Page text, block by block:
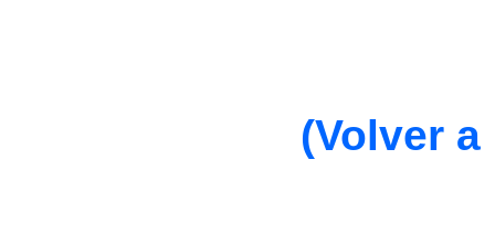
(Volver